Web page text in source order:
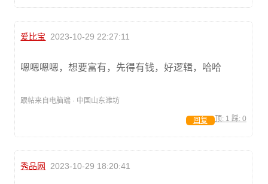
爱比宝 2023-10-29 22:27:11
嗯嗯嗯嗯，想要富有，先得有钱，好逻辑，哈哈
跟帖来自电脑端 · 中国山东潍坊
顶: 1 踩: 0
回复
秀品网 2023-10-29 18:20:41